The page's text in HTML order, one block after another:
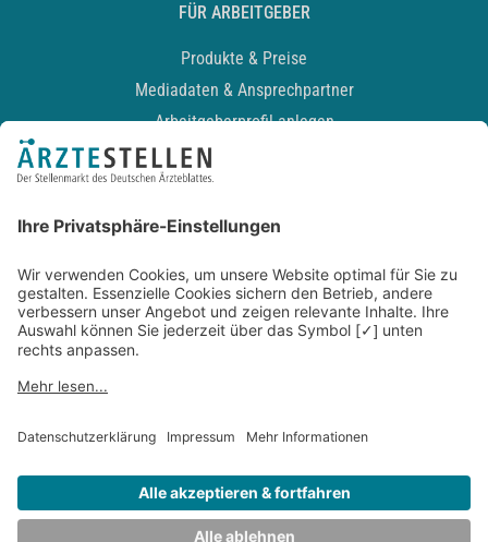
FÜR ARBEITGEBER
Produkte & Preise
Mediadaten & Ansprechpartner
Arbeitgeberprofil anlegen
Recruiting-Podcast
Kontakt
Datenschutz
Newsletter